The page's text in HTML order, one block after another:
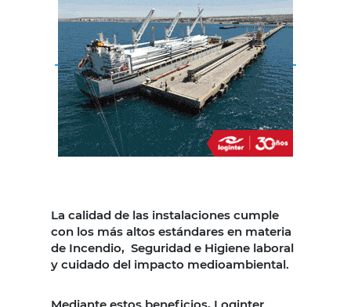
La calidad de las instalaciones cumple
con los más altos estándares en materia
de Incendio, Seguridad e Higiene laboral
y cuidado del impacto medioambiental.
Mediante estos beneficios, Loginter